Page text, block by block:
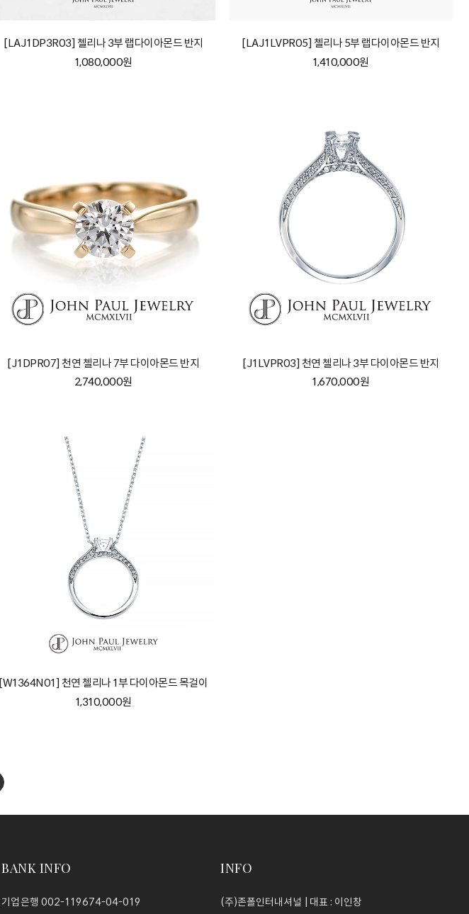
[LAJ1DP3R03] 첼리나 3부 랩다이아몬드 반지
1,080,000원
[LAJ1LVPR05] 첼리나 5부 랩다이아몬드 반지
1,410,000원
[J1DPR07] 천연 첼리나 7부 다이아몬드 반지
2,740,000원
[J1LVPR03] 천연 첼리나 3부 다이아몬드 반지
1,670,000원
[W1364N01] 천연 첼리나 1부 다이아몬드 목걸이
1,310,000원
BANK INFO
기업은행 002-119674-04-019
INFO
(주)존폴인터내셔널 | 대표 : 이인창